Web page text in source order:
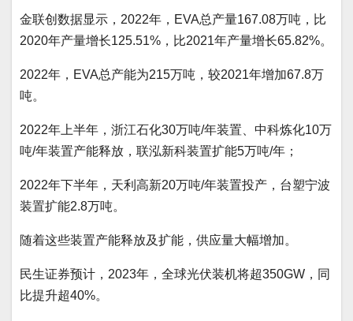
金联创数据显示，2022年，EVA总产量167.08万吨，比
2020年产量增长125.51%，比2021年产量增长65.82%。
2022年，EVA总产能为215万吨，较2021年增加67.8万
吨。
2022年上半年，浙江石化30万吨/年装置、中科炼化10万
吨/年装置产能释放，联泓新科装置扩能5万吨/年；
2022年下半年，天利高新20万吨/年装置投产，台塑宁波
装置扩能2.8万吨。
随着这些装置产能释放及扩能，供应量大幅增加。
民生证券预计，2023年，全球光伏装机将超350GW，同
比提升超40%。